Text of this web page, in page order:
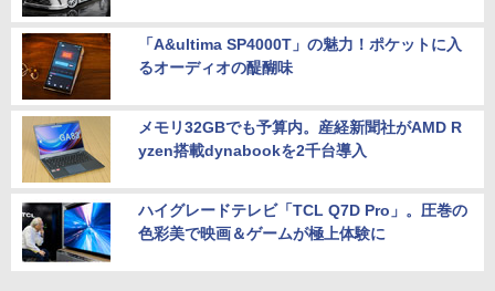
「A&ultima SP4000T」の魅力！ポケットに入
るオーディオの醍醐味
メモリ32GBでも予算内。産経新聞社がAMD R
yzen搭載dynabookを2千台導入
ハイグレードテレビ「TCL Q7D Pro」。圧巻の
色彩美で映画＆ゲームが極上体験に